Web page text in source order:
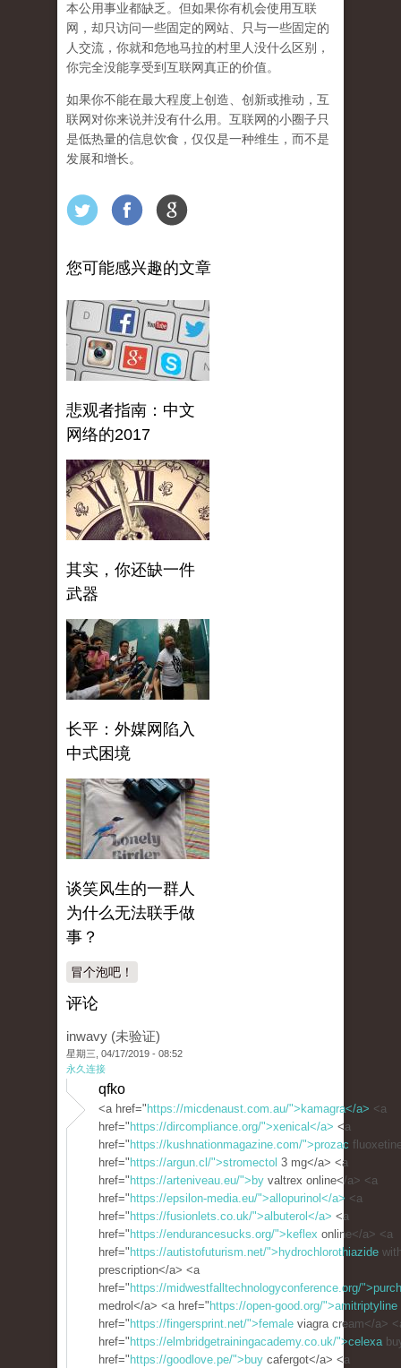
本公用事业都缺乏。但如果你有机会使用互联
网，却只访问一些固定的网站、只与一些固定的
人交流，你就和危地马拉的村里人没什么区别，
你完全没能享受到互联网真正的价值。
如果你不能在最大程度上创造、创新或推动，互
联网对你来说并没有什么用。互联网的小圈子只
是低热量的信息饮食，仅仅是一种维生，而不是
发展和增长。
您可能感兴趣的文章
悲观者指南：中文
网络的2017
其实，你还缺一件
武器
长平：外媒网陷入
中式困境
谈笑风生的一群人
为什么无法联手做
事？
冒个泡吧！
评论
inwavy (未验证)
星期三, 04/17/2019 - 08:52
永久连接
qfko
<a href=" https://micdenaust.com.au/">kamagra</a> <a
href=" https://dircompliance.org/">xenical</a> <a
href=" https://kushnationmagazine.com/">prozac
href=" https://argun.cl/">stromectol 3 mg</a> <a
href=" https://arteniveau.eu/">by valtrex online</a> <a
href=" https://epsilon-media.eu/">allopurinol</a> <a
href=" https://fusionlets.co.uk/">albuterol</a> <a
href=" https://endurancesucks.org/">keflex online</a> <a
href=" https://autistofuturism.net/">hydrochlorothiazide
prescription</a> <a
href=" https://midwestfalltechnologyconference.org/
medrol</a> <a href=" https://open-good.org/">amitriptyline
href=" https://fingersprint.net/">female viagra cream</a>
href=" https://elmbridgetrainingacademy.co.uk/">celexa
href=" https://goodlove.pe/">buy cafergot</a> <a